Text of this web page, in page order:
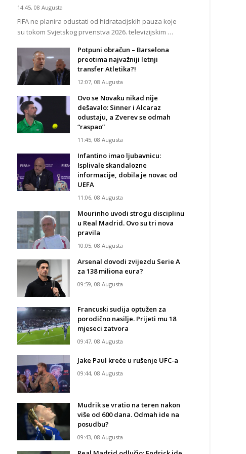
14:45, 08 Augusta
FIFA ne planira odustati od hidratacijskih pauza koje
su tokom Svjetskog prvenstva 2026. televizijskim …
Potpuni obračun – Barselona
preotima najvažniji letnji
transfer Atletika?!
12:07, 08 Augusta
Ovo se Novaku nikad nije
dešavalo: Sinner i Alcaraz
odustaju, a Zverev se odmah
“raspao”
11:45, 08 Augusta
Infantino imao ljubavnicu:
Isplivale skandalozne
informacije, dobila je novac od
UEFA
11:06, 08 Augusta
Mourinho uvodi strogu disciplinu
u Real Madrid. Ovo su tri nova
pravila
10:05, 08 Augusta
Arsenal dovodi zvijezdu Serie A
za 138 miliona eura?
09:59, 08 Augusta
Francuski sudija optužen za
porodično nasilje. Prijeti mu 18
mjeseci zatvora
09:47, 08 Augusta
Jake Paul kreće u rušenje UFC-a
09:44, 08 Augusta
Mudrik se vratio na teren nakon
više od 600 dana. Odmah ide na
posudbu?
09:43, 08 Augusta